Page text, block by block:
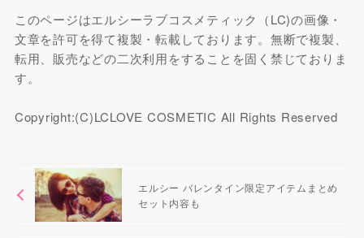
このページはエルシーラブコスメティック（LC)の画像・
文章を許可を得て複製・転載しております。無断で複製、
転用、販売などの二次利用をすることを固く禁じておりま
す。
Copyright:(C)LCLOVE COSMETIC All Rights Reserved
エルシー バレンタイン限定アイテムまとめ
セット内容も